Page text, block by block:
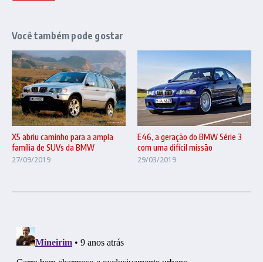
Você também pode gostar
X5 abriu caminho para a ampla
família de SUVs da BMW
27/09/2019
E46, a geração do BMW Série 3
com uma difícil missão
29/03/2019